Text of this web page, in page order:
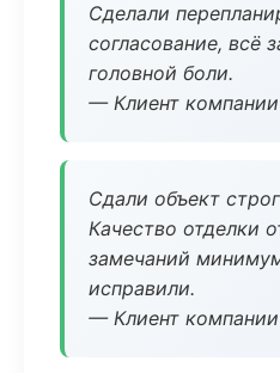
Сделали
согласование, всё
головной боли.
— Клиент компании
Сдали объект
Качество отделки
замечаний
исправили.
— Клиент компании